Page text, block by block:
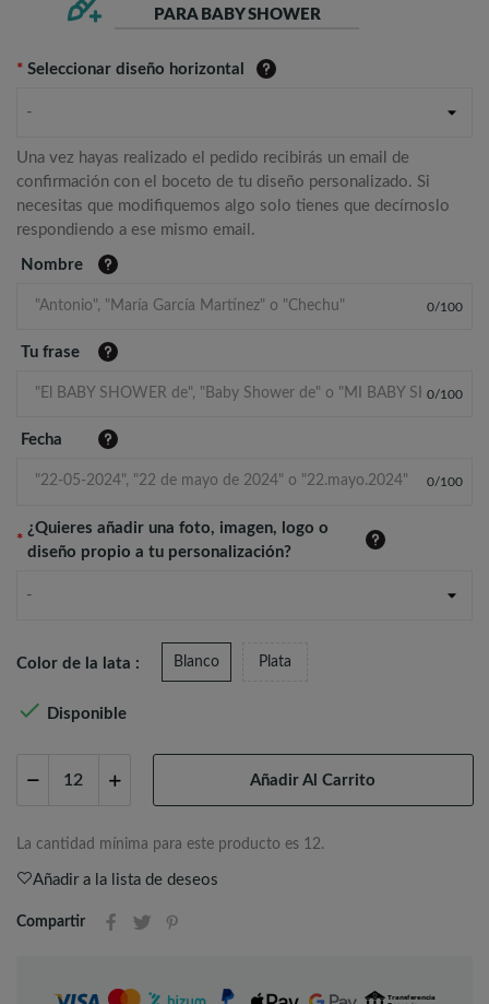
PARA BABY SHOWER
* Seleccionar diseño horizontal
-
Una vez hayas realizado el pedido recibirás un email de
confirmación con el boceto de tu diseño personalizado. Si
necesitas que modifiquemos algo solo tienes que decírnoslo
respondiendo a ese mismo email.
Nombre
0/100
Tu frase
0/100
Fecha
0/100
*
¿Quieres añadir una foto, imagen, logo o
diseño propio a tu personalización?
-
Color de la lata : Blanco Plata
 Disponible
Añadir Al Carrito
La cantidad mínima para este producto es 12.
Añadir a la lista de deseos
Compartir